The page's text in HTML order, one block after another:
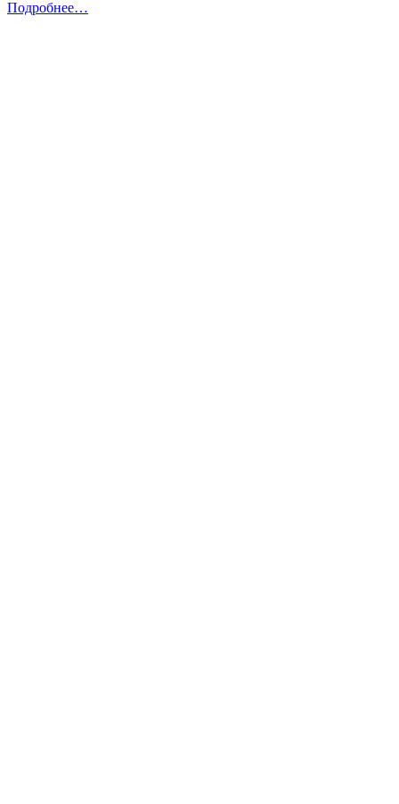
Подробнее…